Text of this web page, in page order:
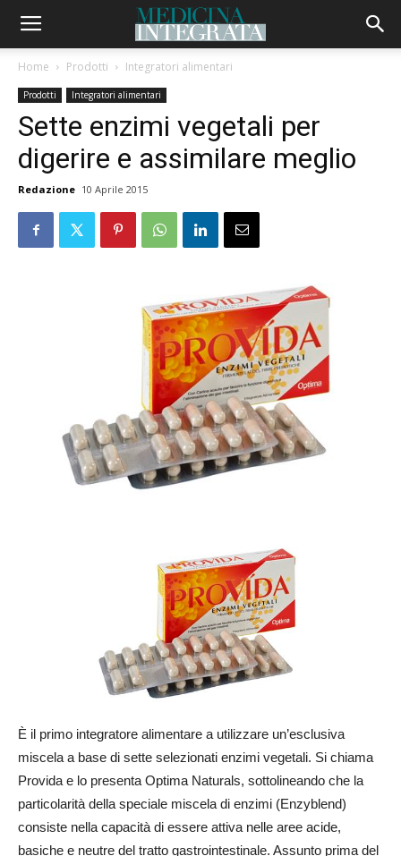
Home Prodotti Integratori alimentari
Prodotti Integratori alimentari
Sette enzimi vegetali per
digerire e assimilare meglio
Redazione 10 Aprile 2015
È il primo integratore alimentare a utilizzare un’esclusiva
miscela a base di sette selezionati enzimi vegetali. Si chiama
Provida e lo presenta Optima Naturals, sottolineando che la
particolarità della speciale miscela di enzimi (Enzyblend)
consiste nella capacità di essere attiva nelle aree acide,
basiche e neutre del tratto gastrointestinale. Assunto prima del